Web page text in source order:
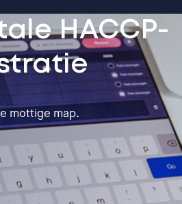
HACCP-
mottige map.